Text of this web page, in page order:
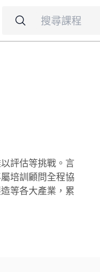
評估等挑戰。言
培訓顧問全程協
等各大產業，累